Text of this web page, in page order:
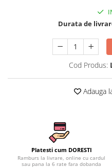
Set Lenjerie De Pat Jacquard
11 Piese, Cuvertura Inclusa
Lenjerii De Pat, Finet
Lenjerii De Pat Damasc 1
Lenjerii De Pat, Imprimeu 3D,
Durata de
Cod Produs:
Adauga
Platesti cum DORESTI
Ramburs la livrare, online cu cardul
sau pana la 6 rate fara dobanda